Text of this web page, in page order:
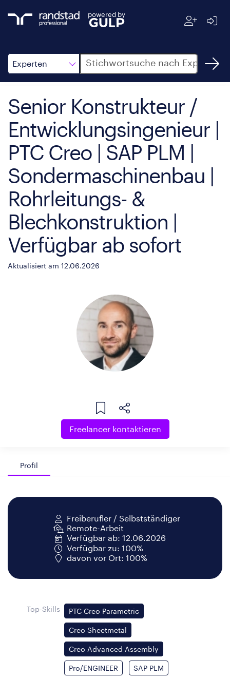
powered by
Experten
Suche
Senior Konstrukteur /
Entwicklungsingenieur |
PTC Creo | SAP PLM |
Sondermaschinenbau |
Rohrleitungs- &
Blechkonstruktion |
Verfügbar ab sofort
Aktualisiert am 12.06.2026
Freelancer kontaktieren
Profil
Freiberufler / Selbstständiger
Remote-Arbeit
Verfügbar ab: 12.06.2026
Verfügbar zu: 100%
davon vor Ort: 100%
Top-Skills PTC Creo Parametric
Creo Sheetmetal
Creo Advanced Assembly
Pro/ENGINEER SAP PLM